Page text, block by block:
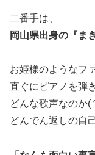
二番手は、
岡山県出身の『ま
お姫様のようなフ
直ぐにピアノを弾
どんな歌声なのか(
どんでん返しの自